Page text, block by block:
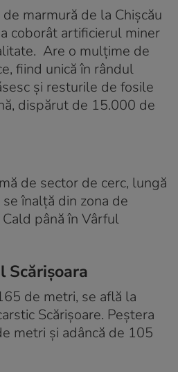
marmură de la Chișcău
coborât artificierul miner
Are o mulțime de
fiind unică în rândul
și resturile de fosile
dispărut de 15.000 de
de sector de cerc, lungă
înalță din zona de
până în Vârful
Scărișoara
de metri, se află la
Scărișoare. Peștera
metri și adâncă de 105